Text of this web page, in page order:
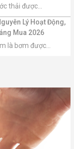
thải được...
Lý Hoạt Động,
Mua 2026
là bơm được...